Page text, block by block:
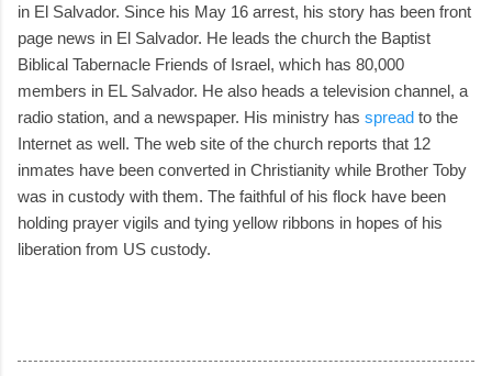
in El Salvador. Since his May 16 arrest, his story has been front
page news in El Salvador. He leads the church the Baptist
Biblical Tabernacle Friends of Israel, which has 80,000
members in EL Salvador. He also heads a television channel, a
radio station, and a newspaper. His ministry has spread to the
Internet as well. The web site of the church reports that 12
inmates have been converted in Christianity while Brother Toby
was in custody with them. The faithful of his flock have been
holding prayer vigils and tying yellow ribbons in hopes of his
liberation from US custody.